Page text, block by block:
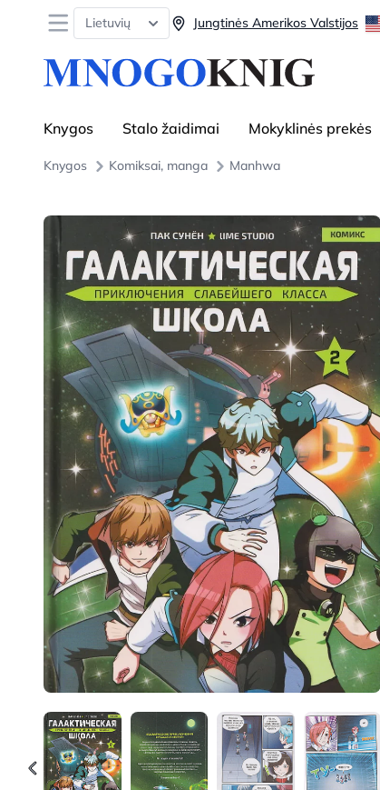
Open menu
Lietuvių Jungtinės Amerikos Valstijos
Knygos Stalo žaidimai Mokyklinės prekės
Knygos Komiksai, manga Manhwa